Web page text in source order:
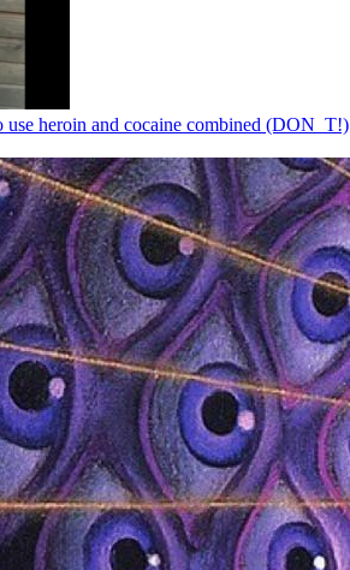
heroin and cocaine combined (DON_T!)